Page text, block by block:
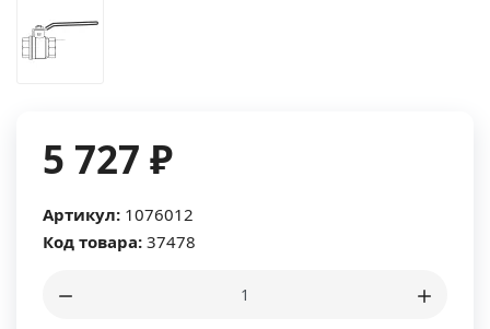
5 727 ₽
Артикул: 1076012
Код товара: 37478